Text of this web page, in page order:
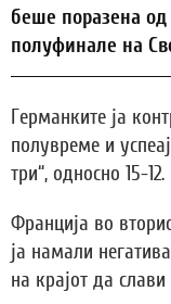
беше поразена од
полуфинале на
Германките ја
полувреме и
три“, односно 15-12.
Франција во
ја намали
на крајот да слави